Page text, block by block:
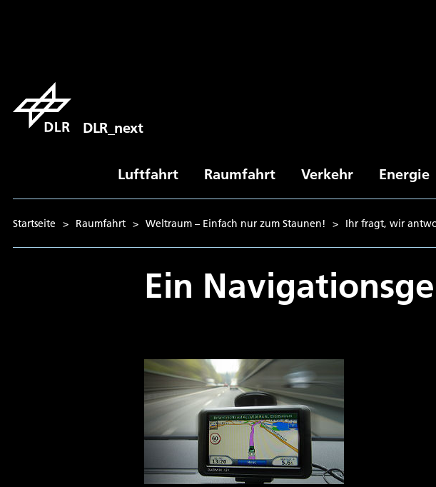
DLR_next
Luftfahrt Raumfahrt Verkehr Energie
Startseite > Raumfahrt > Weltraum – Einfach nur zum Staunen! > Ihr fragt, wir
Ein